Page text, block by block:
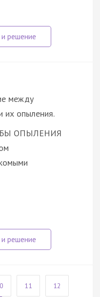
между
их опыления.
ОПЫЛЕНИЯ
11 12